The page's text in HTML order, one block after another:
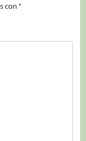
con *